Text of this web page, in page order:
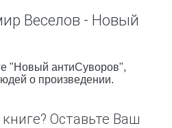
Веселов - Новый
"Новый антиСуворов",
о произведении.
Оставьте Ваш